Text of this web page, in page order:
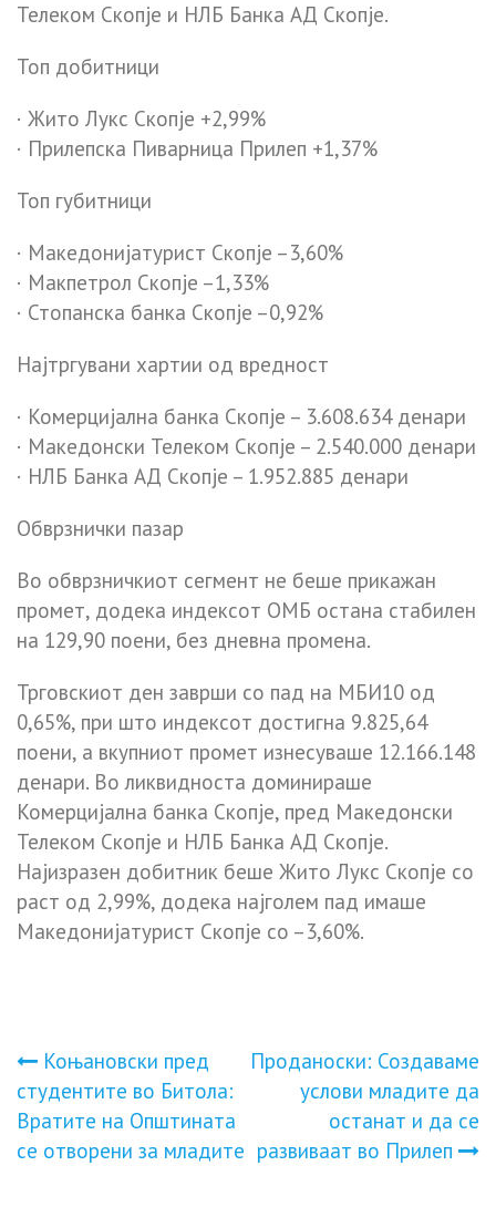
Телеком Скопје и НЛБ Банка АД Скопје.
Топ добитници
· Жито Лукс Скопје +2,99%
· Прилепска Пиварница Прилеп +1,37%
Топ губитници
· Македонијатурист Скопје –3,60%
· Макпетрол Скопје –1,33%
· Стопанска банка Скопје –0,92%
Најтргувани хартии од вредност
· Комерцијална банка Скопје – 3.608.634 денари
· Македонски Телеком Скопје – 2.540.000 денари
· НЛБ Банка АД Скопје – 1.952.885 денари
Обврзнички пазар
Во обврзничкиот сегмент не беше прикажан
промет, додека индексот ОМБ остана стабилен
на 129,90 поени, без дневна промена.
Трговскиот ден заврши со пад на МБИ10 од
0,65%, при што индексот достигна 9.825,64
поени, а вкупниот промет изнесуваше 12.166.148
денари. Во ликвидноста доминираше
Комерцијална банка Скопје, пред Македонски
Телеком Скопје и НЛБ Банка АД Скопје.
Најизразен добитник беше Жито Лукс Скопје со
раст од 2,99%, додека најголем пад имаше
Македонијатурист Скопје со –3,60%.
Навигација
на
напис
Коњановски пред
студентите во Битола:
Вратите на Општината
се отворени за младите
Проданоски: Создаваме
услови младите да
останат и да се
развиваат во Прилеп